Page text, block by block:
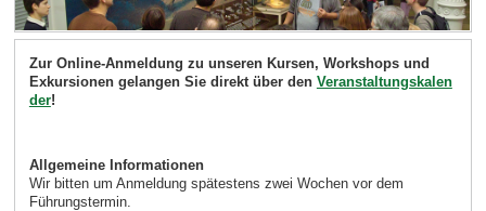
Zur Online-Anmeldung zu unseren Kursen, Workshops und
Exkursionen gelangen Sie direkt über den Veranstaltungskalen
der!
Allgemeine Informationen
Wir bitten um Anmeldung spätestens zwei Wochen vor dem
Führungstermin.